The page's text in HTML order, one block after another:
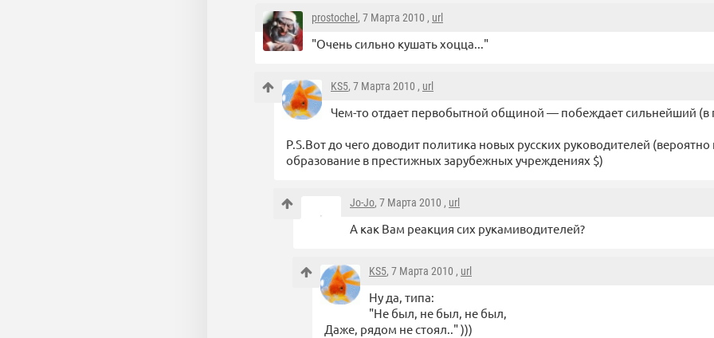
prostochel , 7 Марта 2010 , url
"Очень сильно кушать хоцца..."
KS5, 7 Марта 2010 , url
Чем-то отдает первобытной общиной — побеждает сильнейший
P.S.Вот до чего доводит политика новых русских руководителей
образование в престижных зарубежных учреждениях $)
Jo-Jo, 7 Марта 2010 , url
А как Вам реакция сих рукамиводителей?
KS5, 7 Марта 2010 , url
Ну да, типа:
"Не был, не был, не был,
Даже, рядом не стоял.." )))